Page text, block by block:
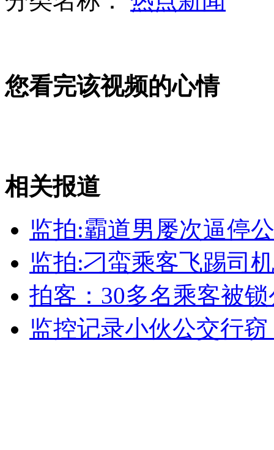
歼十战机跨昼夜大强度对抗训练
女孩北京地铁殴打老人 痛下狠手拳打脚踢
无痛分娩是否安全 医生回应
您看完该视频的心情
相关报道
监拍:霸道男屡次逼停
监拍:刁蛮乘客飞踢司
拍客：30多名乘客被
监控记录小伙公交行